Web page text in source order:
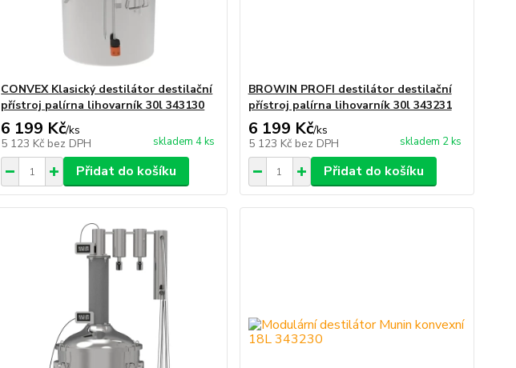
CONVEX Klasický destilátor destilační
přístroj palírna lihovarník 30l 343130
6 199 Kč/ks
5 123 Kč bez DPH skladem 4 ks
Přidat do košíku
BROWIN PROFI destilátor destilační
přístroj palírna lihovarník 30l 343231
6 199 Kč/ks
5 123 Kč bez DPH skladem 2 ks
Přidat do košíku